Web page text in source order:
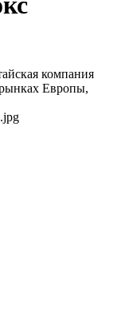
компания
рынках Европы,